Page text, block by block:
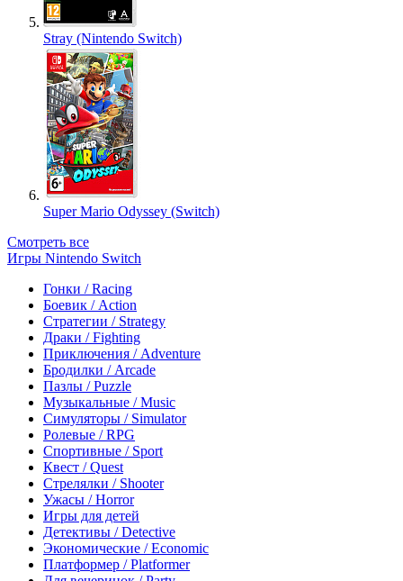
Stray (Nintendo Switch)
Super Mario Odyssey (Switch)
Смотреть все
Игры Nintendo Switch
Гонки / Racing
Боевик / Action
Стратегии / Strategy
Драки / Fighting
Приключения / Adventure
Бродилки / Arcade
Пазлы / Puzzle
Музыкальные / Music
Симуляторы / Simulator
Ролевые / RPG
Спортивные / Sport
Квест / Quest
Стрелялки / Shooter
Ужасы / Horror
Игры для детей
Детективы / Detective
Экономические / Economic
Платформер / Platformer